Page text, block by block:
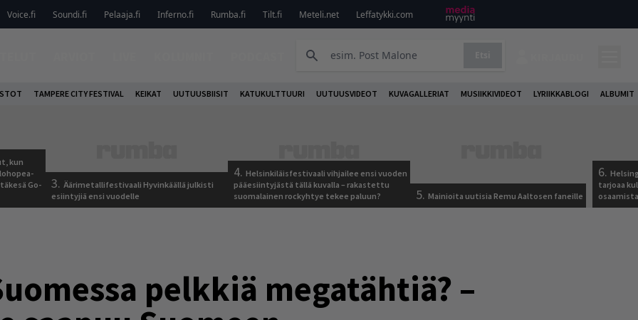
Voice.fi Soundi.fi Pelaaja.fi Inferno.fi Rumba.fi Tilt.fi Meteli.net Leffatykki.com
TAMPERE CITY FESTIVAL KEIKAT UUTUUSBIISIT KATUKULTTUURI UUTUUSVIDEOT KUVAGALLERIAT MUSIIKKIVIDEOT LYRIIKKABLOGI ALBUMIT
kun
Go-
3. Äärimetallifestivaali Hyvinkäällä julkisti
esiintyjiä ensi vuodelle
4. Helsinkiläisfestivaali vihjailee ensi vuoden
pääesiintyjästä tällä kuvalla – rakastettu
suomalainen rockyhtye tekee paluun?
5. Mainioita uutisia Remu Aaltosen faneille
6.
tarjoaa
pelkkiä megatähtiä? –